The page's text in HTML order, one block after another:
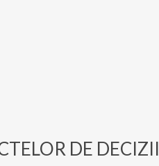
DE DECIZII